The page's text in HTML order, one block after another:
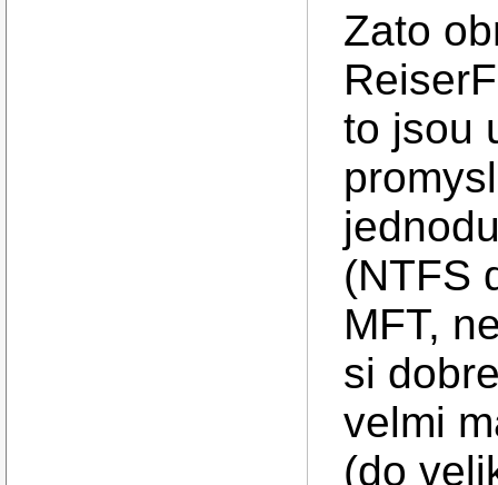
Zato
to jsou
(NTFS
MFT,
si
velmi
(do